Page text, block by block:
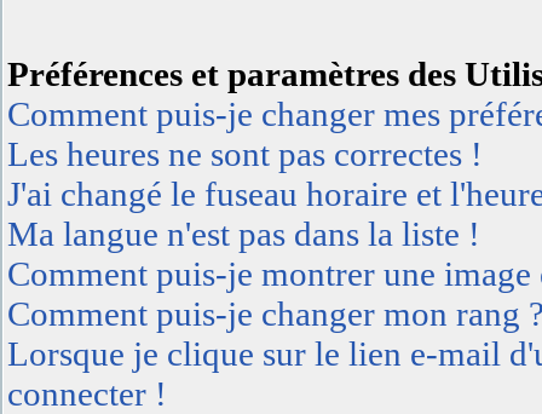
Préférences et paramètres des
Comment puis-je changer mes
Les heures ne sont pas correctes !
J'ai changé le fuseau horaire et
Ma langue n'est pas dans la liste !
Comment puis-je montrer une
Comment puis-je changer mon rang
Lorsque je clique sur le lien e-mail
connecter !